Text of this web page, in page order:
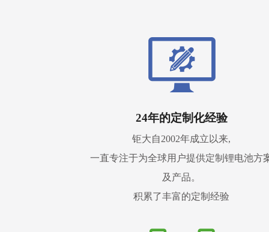
24年的定制化经验
钜大自2002年成立以来,
一直专注于为全球用户提供定制锂电池方
及产品。
积累了丰富的定制经验